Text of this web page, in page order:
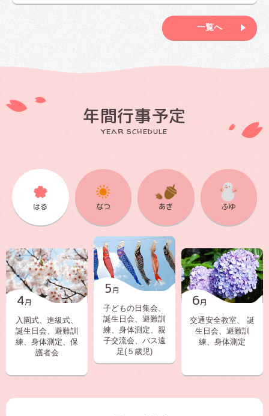
一覧へ
年間行事予定
year schedule
はる なつ あき ふゆ
4
入園式、進級式、
誕生日会、避難訓
練、身体測定、保
護者会
5
子どもの日集会、
誕生日会、避難訓
練、身体測定、親
子交流会、バス遠
足(５歳児)
6
交通安全教室、 誕
生日会、避難訓
練、身体測定